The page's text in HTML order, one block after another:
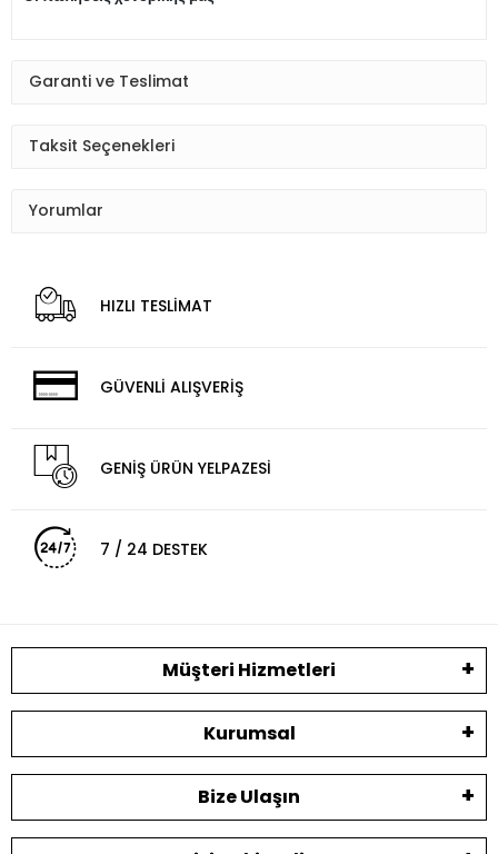
Garanti ve Teslimat
Taksit Seçenekleri
Yorumlar
HIZLI TESLİMAT
GÜVENLİ ALIŞVERİŞ
GENİŞ ÜRÜN YELPAZESİ
7 / 24 DESTEK
Müşteri Hizmetleri
Kurumsal
Bize Ulaşın